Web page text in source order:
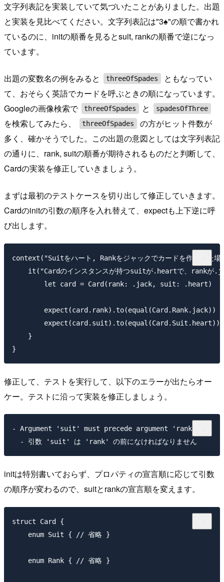
文字列表記を実装していて気づいたことがありました。出題
と実装を見比べてください。文字列表記は"3♠"の順で書かれ
ているのに、initの順番を見るとsuit, rankの順番で逆になっ
ています。
出題の変数名の例をみると threeOfSpades
ともなってい
て、おそらく英語でカードを呼ぶときの順になっています。
Googleの画像検索で
threeOfSpades と spadesOfThree
を検索してみたら、 threeOfSpades
の方がヒット件数が
多く、確かそうでした。この出題の意図としては文字列表記
の通りに、rank, suitの順番が期待されるものだと判断して、
Cardの実装を修正していきましょう。
まずは最初のテストケースを切り出して修正していきます。
Cardのinitの引数の順序を入れ替えて、expectも上下逆に呼
び出します。
context("Suitをハート, Rankをジャックでカードを作成した
it("Cardのインスタンスが持つsuitが.heartで、rankが
        let card = Card(rank: .jack, suit: .heart)
        expect(card.rank).to(equal(Card.Rank.jack))
        expect(card.suit).to(equal(Card.Suit.heart))
    }
修正して、テストを実行して、以下のエラーが出たらオー
ケー。テストに沿って実装を修正しましょう。
- Argument 'suit' must precede argument 'rank'
initは特別書いておらず、プロパティの宣言順に応じて引数
の順序が変わるので、suitとrankの宣言順を変えます。
struct Card {
    enum Suit { // 省略 }
    enum Rank { // 省略 }